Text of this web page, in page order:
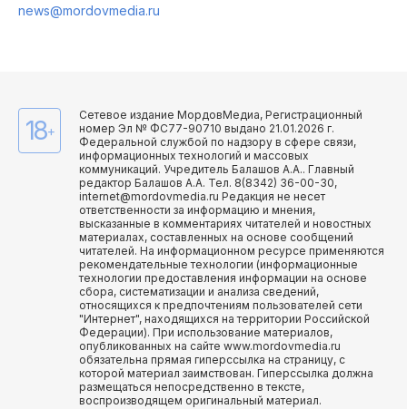
news@mordovmedia.ru
18+
Сетевое издание МордовМедиа, Регистрационный
номер Эл № ФС77-90710 выдано 21.01.2026 г.
Федеральной службой по надзору в сфере связи,
информационных технологий и массовых
коммуникаций. Учредитель Балашов А.А.. Главный
редактор Балашов А.А. Тел. 8(8342) 36-00-30,
internet@mordovmedia.ru Редакция не несет
ответственности за информацию и мнения,
высказанные в комментариях читателей и новостных
материалах, составленных на основе сообщений
читателей. На информационном ресурсе применяются
рекомендательные технологии (информационные
технологии предоставления информации на основе
сбора, систематизации и анализа сведений,
относящихся к предпочтениям пользователей сети
"Интернет", находящихся на территории Российской
Федерации). При использование материалов,
опубликованных на сайте www.mordovmedia.ru
обязательна прямая гиперссылка на страницу, с
которой материал заимствован. Гиперссылка должна
размещаться непосредственно в тексте,
воспроизводящем оригинальный материал.